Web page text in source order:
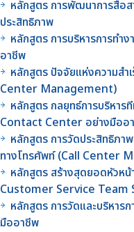
หลักสูตร การพัฒนาการสื่อส
ประสิทธิภาพ
หลักสูตร การบริหารการท
อาชีพ
หลักสูตร ปัจจัยแห่งความสำ
Center Management)
หลักสูตร กลยุทธ์การบริหา
Contact Center อย่างมืออ
หลักสูตร การวัดประสิทธิภ
ทางโทรศัพท์ (Call Center
หลักสูตร สร้างสุดยอดหัวห
Customer Service Team
หลักสูตร การวัดและบริหา
มืออาชีพ